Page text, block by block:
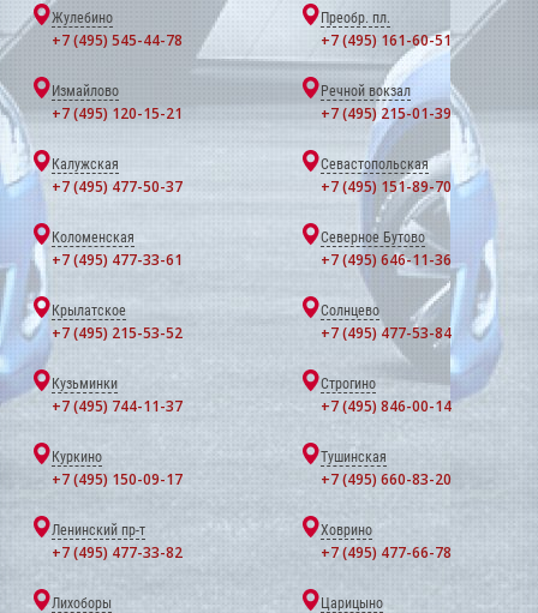
Жулебино
+7 (495) 545-44-78
Преобр. пл.
+7 (495) 161-60-51
Измайлово
+7 (495) 120-15-21
Речной вокзал
+7 (495) 215-01-39
Калужская
+7 (495) 477-50-37
Севастопольская
+7 (495) 151-89-70
Коломенская
+7 (495) 477-33-61
Северное Бутово
+7 (495) 646-11-36
Крылатское
+7 (495) 215-53-52
Солнцево
+7 (495) 477-53-84
Кузьминки
+7 (495) 744-11-37
Строгино
+7 (495) 846-00-14
Куркино
+7 (495) 150-09-17
Тушинская
+7 (495) 660-83-20
Ленинский пр-т
+7 (495) 477-33-82
Ховрино
+7 (495) 477-66-78
Лихоборы Царицыно